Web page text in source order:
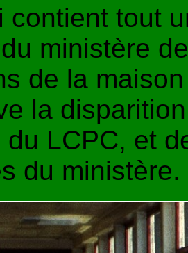
contient tout
ministère
de la
la
du LCPC, et
du ministère.